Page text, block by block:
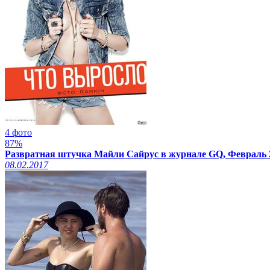
4 фото
87%
Развратная штучка Майли Сайрус в журнале GQ, Февраль
08.02.2017